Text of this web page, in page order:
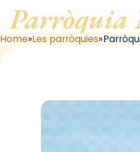
Parròquia
Home Les parròquies